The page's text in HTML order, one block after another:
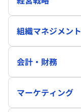
組織マネジメント
会計・財務
マーケティング